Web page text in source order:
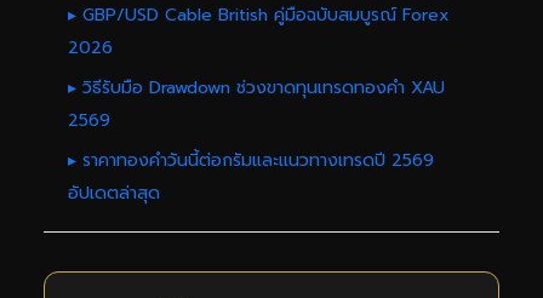
▸ GBP/USD Cable British คู่มือฉบับสมบูรณ์ Forex
2026
▸ วิธีรับมือ Drawdown ช่วงขาดทุนเทรดทองคำ XAU
2569
▸ ราคาทองคำวันนี้ต่อกรัมและแนวทางเทรดปี 2569
อัปเดตล่าสุด